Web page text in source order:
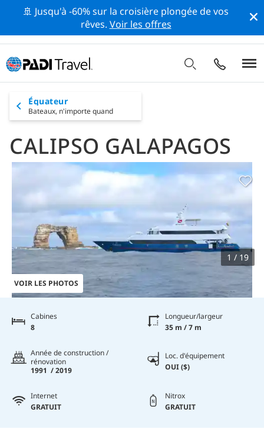
🚢 Jusqu'à -60% sur la croisière plongée de vos
rêves. Voir les offres
Équateur
Bateaux, n'importe quand
CALIPSO GALAPAGOS
VOIR LES PHOTOS
1 / 19
Cabines
8
Longueur/largeur
35 m / 7 m
Année de construction /
rénovation
1991 / 2019
Loc. d'équipement
OUI ($)
Internet
GRATUIT
Nitrox
GRATUIT